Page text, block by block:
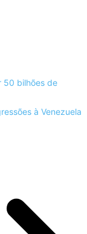
50 bilhões de
à Venezuela